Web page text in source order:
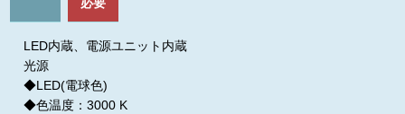
LED内蔵、電源ユニット内蔵
光源
◆LED(電球色)
◆色温度：3000 K